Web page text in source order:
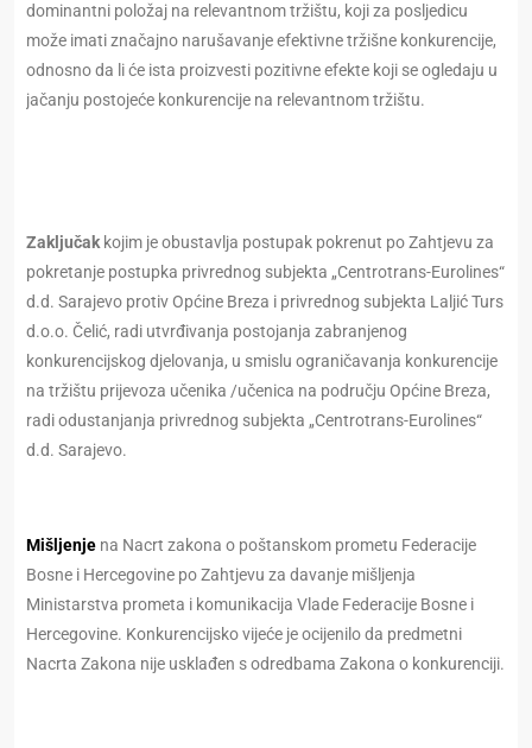
dominantni položaj na relevantnom tržištu, koji za posljedicu
može imati značajno narušavanje efektivne tržišne konkurencije,
odnosno da li će ista proizvesti pozitivne efekte koji se ogledaju u
jačanju postojeće konkurencije na relevantnom tržištu.
Zaključak kojim je obustavlja postupak pokrenut pо Zahtjevu za
pokretanje postupka privrednog subjekta „Centrotrans-Eurolines“
d.d. Sarajevo protiv Općine Breza i privrednog subjekta Laljić Turs
d.o.o. Čelić, radi utvrđivanja postojanja zabranjenog
konkurencijskog djelovanja, u smislu ograničavanja konkurencije
na tržištu prijevoza učenika /učenica na području Općine Breza,
radi odustanjanja privrednog subjekta „Centrotrans-Eurolines“
d.d. Sarajevo.
Mišljenje na Nacrt zakona o poštanskom prometu Federacije
Bosne i Hercegovine po Zahtjevu za davanje mišljenja
Ministarstva prometa i komunikacija Vlade Federacije Bosne i
Hercegovine. Konkurencijsko vijeće je ocijenilo da predmetni
Nacrta Zakona nije usklađen s odredbama Zakona o konkurenciji.